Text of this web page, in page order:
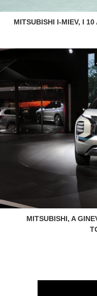
MITSUBISHI I-MIEV, I
MITSUBISHI, A